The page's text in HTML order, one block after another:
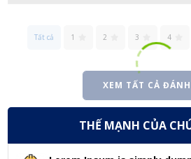
Tất cả 1 2 3 4
XEM TẤT CẢ
THẾ MẠNH CỦA